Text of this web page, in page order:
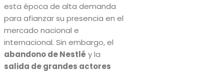
esta época de alta demanda
para afianzar su presencia en el
mercado nacional e
internacional. Sin embargo, el
abandono de Nestlé y la
salida de grandes actores